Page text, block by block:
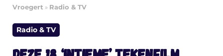
Vroegert » Radio & TV
Radio & TV